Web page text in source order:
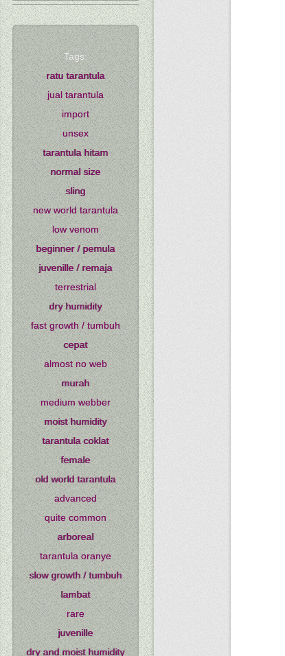
Tags:
ratu tarantula
jual tarantula
import
unsex
tarantula hitam
normal size
sling
new world tarantula
low venom
beginner / pemula
juvenille / remaja
terrestrial
dry humidity
fast growth / tumbuh
cepat
almost no web
murah
medium webber
moist humidity
tarantula coklat
female
old world tarantula
advanced
quite common
arboreal
tarantula oranye
slow growth / tumbuh
lambat
rare
juvenille
dry and moist humidity